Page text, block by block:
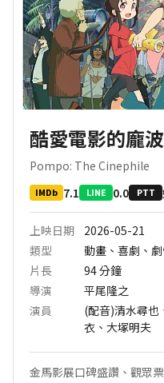
酷愛電影的龐
Pompo: The Cinephile
IMDb 7.1 LINE 0.0 PTT
上映日期
2026-05-21
類型
動畫、喜劇、
片長
94分鐘
導演
平尾隆之
演員
(配音)清水尋也
衣、大塚明夫
金馬影展口碑盛讚、觀眾